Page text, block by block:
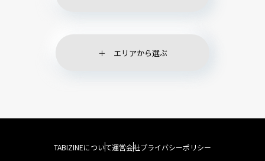
エリアから選ぶ
TABIZINEについて運営会社プライバシーポリシー